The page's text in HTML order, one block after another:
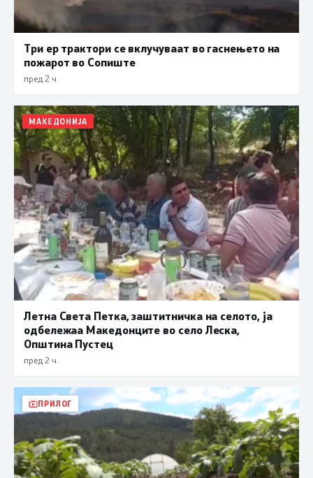
Три ер трактори се вклучуваат во гаснењето на
пожарот во Сопиште
пред 2 ч.
МАКЕДОНИЈА
Летна Света Петка, заштитничка на селото, ја
одбележаа Македонците во село Леска,
Општина Пустец
пред 2 ч.
ПРИЛОГ